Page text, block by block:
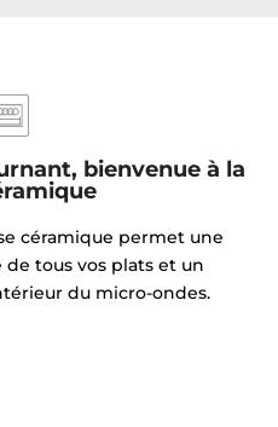
bienvenue à la
céramique permet une
tous vos plats et un
du micro-ondes.